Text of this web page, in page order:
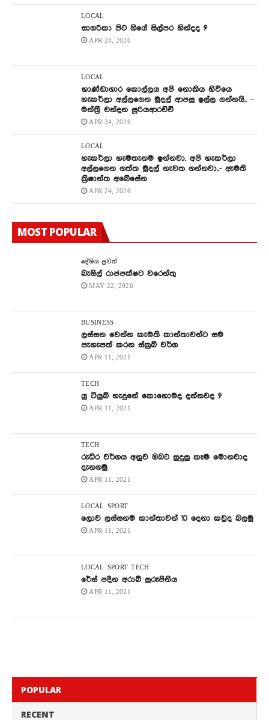
LOCAL
සාගරිකා පිට ගියේ සිල්පර හින්දද ?
APR 24, 2026
LOCAL
භාණ්ඩාගාර කොල්ලය අපි නොකිය හිටියෙ
හැකර්ලා අල්ලගෙන මුදල් ආපසු ඉල්ල ගන්නයි.. –
මන්ත්‍රී චන්දන සූරියආරච්චි
APR 24, 2026
LOCAL
හැකර්ලා හැමතැනම ඉන්නවා. අපි හැකර්ලා
අල්ලගෙන ගත්ත මුදල් නැවත ගන්නවා..- ඇමති
ක්‍රිෂාන්ත අබේසේන
APR 24, 2026
MOST POPULAR
දේශිය පුවත්
බැසිල් රාජපක්ෂට වරෙන්තු
MAY 22, 2026
BUSINESS
ලස්සන වෙන්න කැමති කාන්තාවන්ට සම
පැහැපත් කරන ස්ක්‍රබ් වර්ග
APR 11, 2021
TECH
යු ටියුබ් හැදුනේ කොහොමද දන්නවද ?
APR 11, 2021
TECH
රුධිර වර්ගය අනුව ඔබට සුදුසු කෑම මොනවාද
දැනගමු
APR 11, 2021
LOCAL SPORT
ලොව ලස්සනම කාන්තාවන් 10 දෙනා කවුද බලමු
APR 11, 2021
LOCAL SPORT TECH
රේස් පදින අරාබි සුරූපිනිය
APR 11, 2021
POPULAR
RECENT